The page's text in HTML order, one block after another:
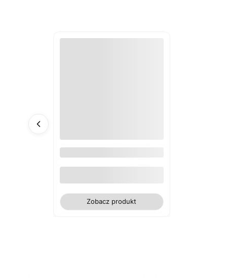
Zobacz produkt